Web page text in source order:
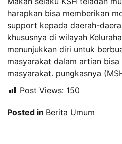
harapkan bisa memberikan
support kepada daerah-
khususnya di wilayah
menunjukkan diri untuk
masyarakat dalam artian
masyarakat. pungkasnya
Post Views: 150
Posted in Berita Umum